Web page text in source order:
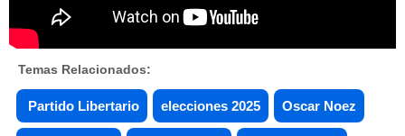
Temas Relacionados:
Partido Libertario elecciones 2025 Oscar Noez